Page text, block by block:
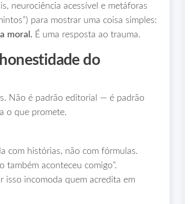
neurociência acessível e metáforas
para mostrar uma coisa simples:
moral. É uma resposta ao trauma.
do
Não é padrão editorial — é padrão
o que promete.
com histórias, não com fórmulas.
também aconteceu comigo”.
incomoda quem acredita em